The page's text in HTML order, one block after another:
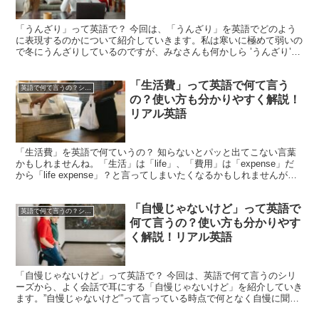
「うんざり」って英語で？ 今回は、「うんざり」を英語でどのよう
に表現するのかについて紹介していきます。私は寒いに極めて弱いの
で冬にうんざりしているのですが、みなさんも何かしら ’うんざり’
英語で何て言うの？シリーズ
「生活費」って英語で何て言う
の？使い方も分かりやすく解説！
リアル英語
「生活費」を英語で何ていうの？ 知らないとパッと出てこない言葉
かもしれませんね。「生活」は「life」、「費用」は「expense」だ
から「life expense」？と言ってしまいたくなるかもしれませんが、
英語で何て言うの？シリーズ
「自慢じゃないけど」って英語で
何て言うの？使い方も分かりやす
く解説！リアル英語
「自慢じゃないけど」って英語で？ 今回は、英語で何て言うのシリ
ーズから、よく会話で耳にする「自慢じゃないけど」を紹介していき
ます。”自慢じゃないけど”って言っている時点で何となく自慢に聞こ